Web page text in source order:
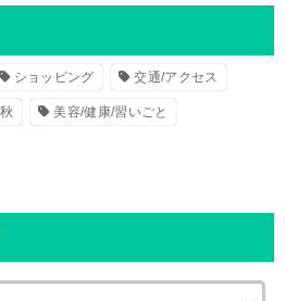
ショッピング 交通/アクセス
秋 美容/健康/習いごと